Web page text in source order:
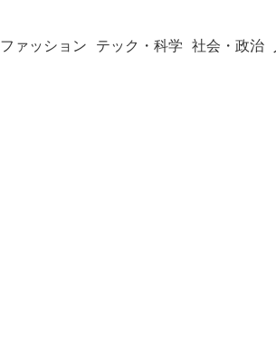
ファッション テック・科学 社会・政治